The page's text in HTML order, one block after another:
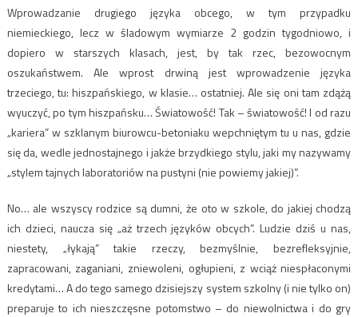
Wprowadzanie drugiego języka obcego, w tym przypadku
niemieckiego, lecz w śladowym wymiarze 2 godzin tygodniowo, i
dopiero w starszych klasach, jest, by tak rzec, bezowocnym
oszukaństwem. Ale wprost drwiną jest wprowadzenie języka
trzeciego, tu: hiszpańskiego, w klasie… ostatniej. Ale się oni tam zdążą
wyuczyć, po tym hiszpańsku… Światowość! Tak – światowość! I od razu
„kariera” w szklanym biurowcu-betoniaku wepchniętym tu u nas, gdzie
się da, wedle jednostajnego i jakże brzydkiego stylu, jaki my nazywamy
„stylem tajnych laboratoriów na pustyni (nie powiemy jakiej)”.
No… ale wszyscy rodzice są dumni, że oto w szkole, do jakiej chodzą
ich dzieci, naucza się „aż trzech języków obcych”. Ludzie dziś u nas,
niestety, „łykają” takie rzeczy, bezmyślnie, bezrefleksyjnie,
zapracowani, zaganiani, zniewoleni, ogłupieni, z wciąż niespłaconymi
kredytami… A do tego samego dzisiejszy system szkolny (i nie tylko on)
preparuje to ich nieszczęsne potomstwo – do niewolnictwa i do gry